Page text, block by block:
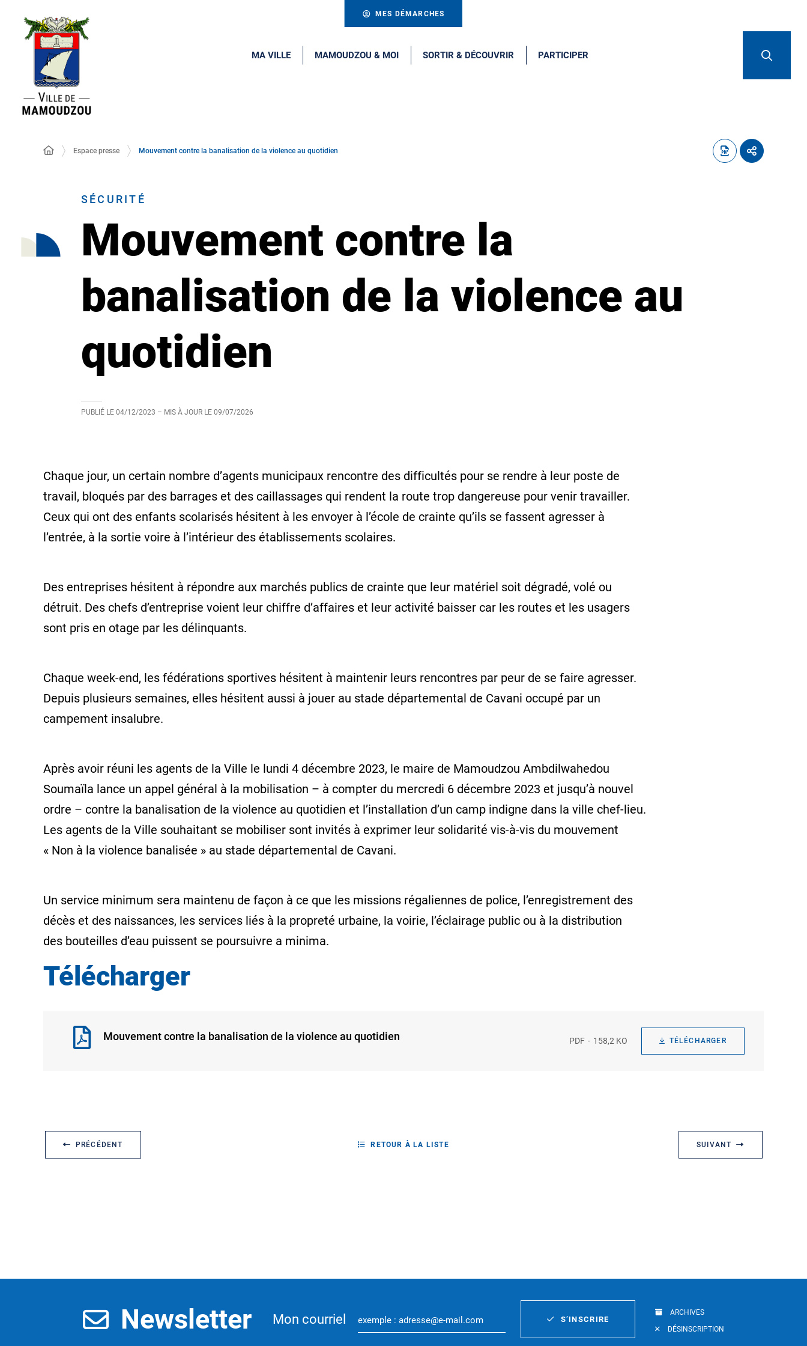
MES DÉMARCHES
MA VILLE MAMOUDZOU & MOI SORTIR & DÉCOUVRIR PARTICIPER
Espace presse Mouvement contre la banalisation de la violence au quotidien
SÉCURITÉ
Mouvement contre la
banalisation de la violence au
quotidien
PUBLIÉ LE 04/12/2023 – MIS À JOUR LE 09/07/2026
Chaque jour, un certain nombre d’agents municipaux rencontre des difficultés pour se rendre à leur poste de
travail, bloqués par des barrages et des caillassages qui rendent la route trop dangereuse pour venir travailler.
Ceux qui ont des enfants scolarisés hésitent à les envoyer à l’école de crainte qu’ils se fassent agresser à
l’entrée, à la sortie voire à l’intérieur des établissements scolaires.
Des entreprises hésitent à répondre aux marchés publics de crainte que leur matériel soit dégradé, volé ou
détruit. Des chefs d’entreprise voient leur chiffre d’affaires et leur activité baisser car les routes et les usagers
sont pris en otage par les délinquants.
Chaque week-end, les fédérations sportives hésitent à maintenir leurs rencontres par peur de se faire agresser.
Depuis plusieurs semaines, elles hésitent aussi à jouer au stade départemental de Cavani occupé par un
campement insalubre.
Après avoir réuni les agents de la Ville le lundi 4 décembre 2023, le maire de Mamoudzou Ambdilwahedou
Soumaïla lance un appel général à la mobilisation – à compter du mercredi 6 décembre 2023 et jusqu’à nouvel
ordre – contre la banalisation de la violence au quotidien et l’installation d’un camp indigne dans la ville chef-lieu.
Les agents de la Ville souhaitant se mobiliser sont invités à exprimer leur solidarité vis-à-vis du mouvement
« Non à la violence banalisée » au stade départemental de Cavani.
Un service minimum sera maintenu de façon à ce que les missions régaliennes de police, l’enregistrement des
décès et des naissances, les services liés à la propreté urbaine, la voirie, l’éclairage public ou à la distribution
des bouteilles d’eau puissent se poursuivre a minima.
Télécharger
Mouvement contre la banalisation de la violence au quotidien PDF 158,2 KO TÉLÉCHARGER
PRÉCÉDENT RETOUR À LA LISTE SUIVANT
Newsletter Mon courriel S’INSCRIRE
ARCHIVES
DÉSINSCRIPTION